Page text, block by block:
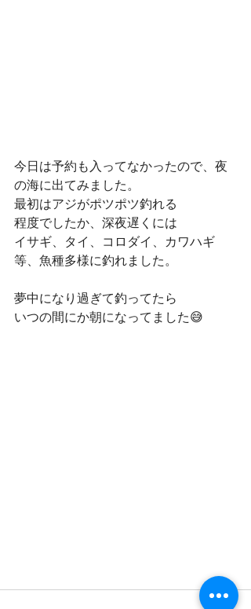
今日は予約も入ってなかったので、夜
の海に出てみました。
最初はアジがポツポツ釣れる
程度でしたか、深夜遅くには
イサギ、タイ、コロダイ、カワハギ
等、魚種多様に釣れました。
夢中になり過ぎて釣ってたら
いつの間にか朝になってました😅